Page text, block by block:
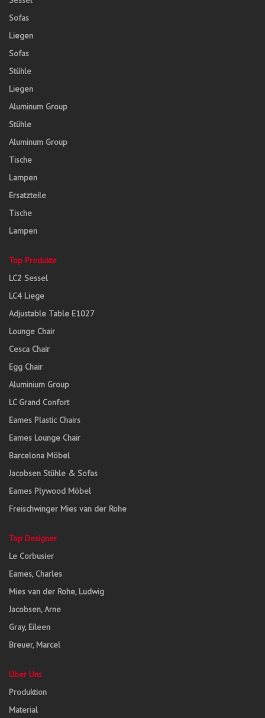
Sofas
Liegen
Sofas
Stühle
Liegen
Aluminum Group
Stühle
Aluminum Group
Tische
Lampen
Ersatzteile
Tische
Lampen
Top Produkte
LC2 Sessel
LC4 Liege
Adjustable Table E1027
Lounge Chair
Cesca Chair
Egg Chair
Aluminium Group
LC Grand Confort
Eames Plastic Chairs
Eames Lounge Chair
Barcelona Möbel
Jacobsen Stühle & Sofas
Eames Plywood Möbel
Freischwinger Mies van der Rohe
Top Designer
Le Corbusier
Eames, Charles
Mies van der Rohe, Ludwig
Jacobsen, Arne
Gray, Eileen
Breuer, Marcel
Über Uns
Produktion
Material